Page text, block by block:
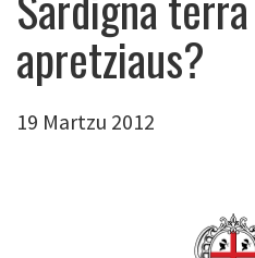
apretziaus?
19 Martzu 2012